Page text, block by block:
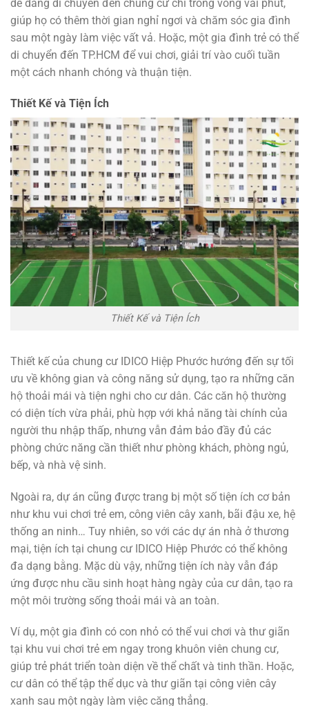
dễ dàng di chuyển đến chung cư chỉ trong vòng vài phút,
giúp họ có thêm thời gian nghỉ ngơi và chăm sóc gia đình
sau một ngày làm việc vất vả. Hoặc, một gia đình trẻ có thể
di chuyển đến TP.HCM để vui chơi, giải trí vào cuối tuần
một cách nhanh chóng và thuận tiện.
Thiết Kế và Tiện Ích
Thiết Kế và Tiện Ích
Thiết kế của chung cư IDICO Hiệp Phước hướng đến sự tối
ưu về không gian và công năng sử dụng, tạo ra những căn
hộ thoải mái và tiện nghi cho cư dân. Các căn hộ thường
có diện tích vừa phải, phù hợp với khả năng tài chính của
người thu nhập thấp, nhưng vẫn đảm bảo đầy đủ các
phòng chức năng cần thiết như phòng khách, phòng ngủ,
bếp, và nhà vệ sinh.
Ngoài ra, dự án cũng được trang bị một số tiện ích cơ bản
như khu vui chơi trẻ em, công viên cây xanh, bãi đậu xe, hệ
thống an ninh… Tuy nhiên, so với các dự án nhà ở thương
mại, tiện ích tại chung cư IDICO Hiệp Phước có thể không
đa dạng bằng. Mặc dù vậy, những tiện ích này vẫn đáp
ứng được nhu cầu sinh hoạt hàng ngày của cư dân, tạo ra
một môi trường sống thoải mái và an toàn.
Ví dụ, một gia đình có con nhỏ có thể vui chơi và thư giãn
tại khu vui chơi trẻ em ngay trong khuôn viên chung cư,
giúp trẻ phát triển toàn diện về thể chất và tinh thần. Hoặc,
cư dân có thể tập thể dục và thư giãn tại công viên cây
xanh sau một ngày làm việc căng thẳng.